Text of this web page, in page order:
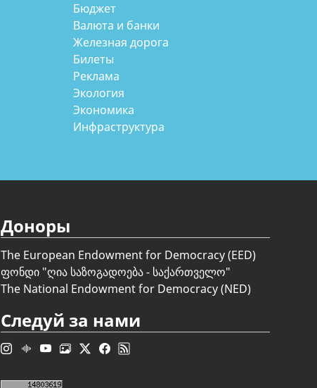
Бюджет
Валюта и банки
Железная дорога
Билеты
Реклама
Экология
Экономика
Инфраструктура
Доноры
The European Endowment for Democracy (EED)
ფონდი "ღია საზოგადოება - საქართველო"
The National Endowment for Democracy (NED)
Следуй за нами